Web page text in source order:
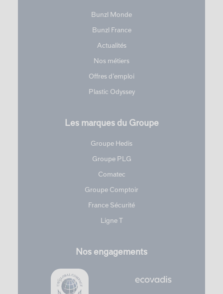
Bunzl Monde
Bunzl France
Actualités
Nos métiers
Offres d’emploi
Plastic Odyssey
Les marques du Groupe
Groupe Hedis
Groupe PLG
Comatec
Groupe Comptoir
France Sécurité
Ligne T
Nos engagements